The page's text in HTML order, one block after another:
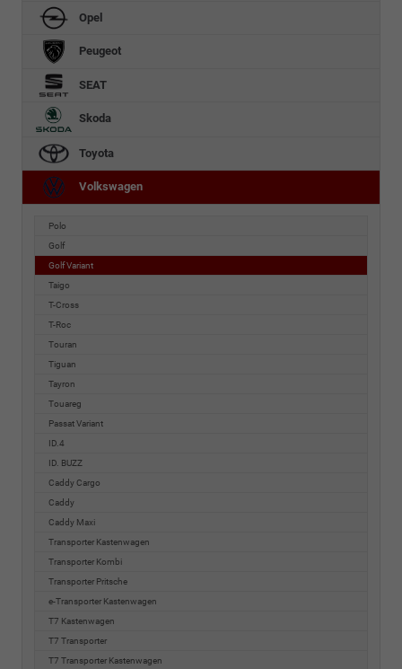
Opel
Peugeot
SEAT
Skoda
Toyota
Volkswagen
Polo
Golf
Golf Variant
Taigo
T-Cross
T-Roc
Touran
Tiguan
Tayron
Touareg
Passat Variant
ID.4
ID. BUZZ
Caddy Cargo
Caddy
Caddy Maxi
Transporter Kastenwagen
Transporter Kombi
Transporter Pritsche
e-Transporter Kastenwagen
T7 Kastenwagen
T7 Transporter
T7 Transporter Kastenwagen